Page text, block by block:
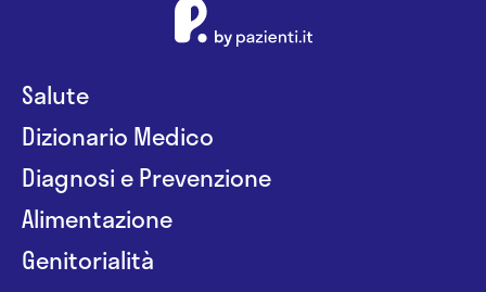
Salute
Dizionario Medico
Diagnosi e Prevenzione
Alimentazione
Genitorialità